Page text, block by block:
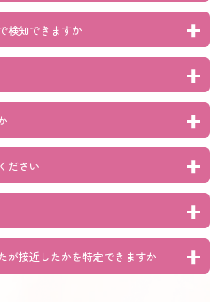
検知できますか
ださい
が接近したかを特定できますか